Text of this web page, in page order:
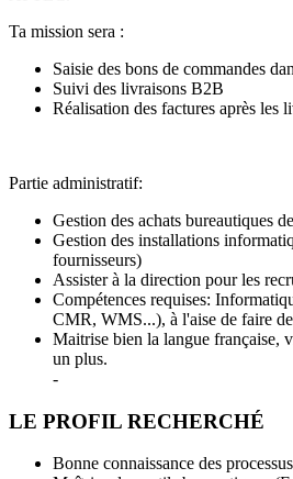
Ta mission sera :
Saisie des bons de commandes
Suivi des livraisons B2B
Réalisation des factures après les
Partie administratif:
Gestion des achats bureautiques
Gestion des installations
fournisseurs)
Assister à la direction pour les
Compétences requises:
CMR, WMS...), à l'aise de faire
Maitrise bien la langue française,
un plus.
-
LE PROFIL RECHERCHÉ
Bonne connaissance des